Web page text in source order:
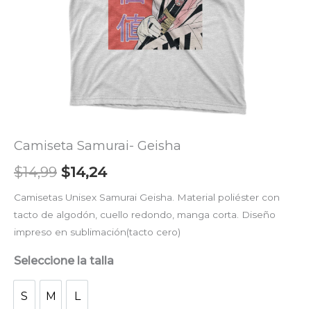
Camiseta Samurai- Geisha
$14,99 $14,24
Camisetas Unisex Samurai Geisha. Material poliéster con
tacto de algodón, cuello redondo, manga corta. Diseño
impreso en sublimación(tacto cero)
Seleccione la talla
S M L